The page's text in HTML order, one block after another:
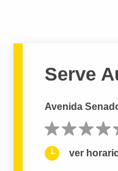
Serve
Avenida
ver